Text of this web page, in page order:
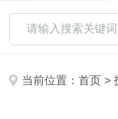
当前位置：首页 >